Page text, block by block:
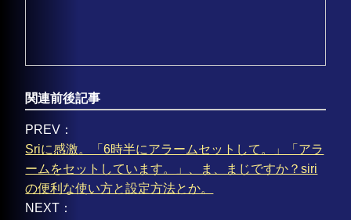
関連前後記事
PREV：
Sriに感激。「6時半にアラームセットして。」「アラ
ームをセットしています。」、ま、まじですか？siri
の便利な使い方と設定方法とか。
NEXT：